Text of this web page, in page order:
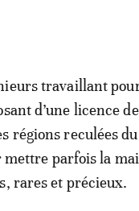
travaillant
d’une licence de
régions reculées
parfois la
rares et précieux.